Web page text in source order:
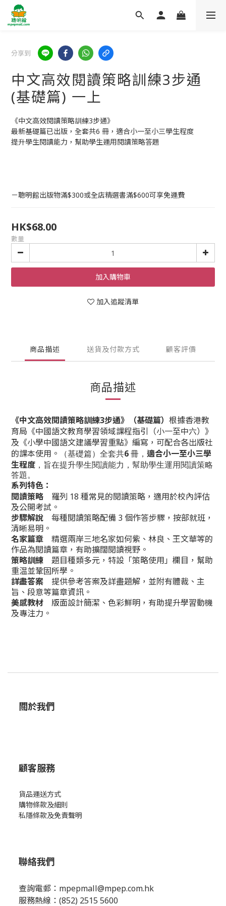
分享到
中文高效閱讀策略訓練3步通
(基礎篇) 一上
《中文高效閱讀策略訓練3步通》
最新基礎篇已出版，全套共6 冊，適合小一至小三學生程度
提升學生閱讀能力，幫助學生運用閱讀策略答題
－聰明館出版物滿$300或全店精選書滿$600可享免運費
HK$68.00
數量
加入購物車
加入追蹤清單
商品描述 送貨及付款方式 顧客評價
商品描述
《中文高效閱讀策略訓練3步通》（基礎篇） 根據香港教
育局《中國語文教育學習領域課程指引（小一至中六）》
及《小學中國語文建議學習重點》編寫，可配合各出版社
的課本使用。
（基礎篇） 全套共6 冊， 適合小一至小三學
生程度 ，旨在提升學生閱讀能力，幫助學生運用閱讀策略
答題。
系列特色：
閱讀策略 羅列 18 種常見的閱讀策略，適用於校內評估
及公開考試。
步驟解說 每種閱讀策略配備 3 個作答步驟，按部就班，
清晰易明。
名家篇章 精選兩岸三地名家如何紫、林良、王文華等的
作品為閱讀篇章，有助擴闊閱讀視野。
策略訓練 題目種類多元，特設「策略使用」欄目，幫助
重温並鞏固所學。
詳盡答案 提供參考答案及詳盡題解，並附有體裁、主
旨、段意等篇章資訊。
美感教材 版面設計簡潔、色彩鮮明，有助提升學習動機
及專注力。
關於我們
顧客服務
貨品運送方式
購物條款及細則
私隱條款及免責聲明
聯絡我們
查詢電郵： mpepmall@mpep.com.hk
服務熱線：(852) 2515 5600